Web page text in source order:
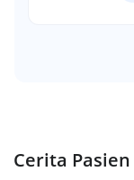
Cerita